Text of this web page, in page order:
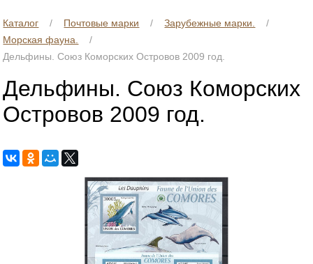
Каталог Почтовые марки
Зарубежные марки.
Морская фауна.
Дельфины. Союз Коморских Островов 2009 год.
Дельфины. Союз Коморских
Островов 2009 год.